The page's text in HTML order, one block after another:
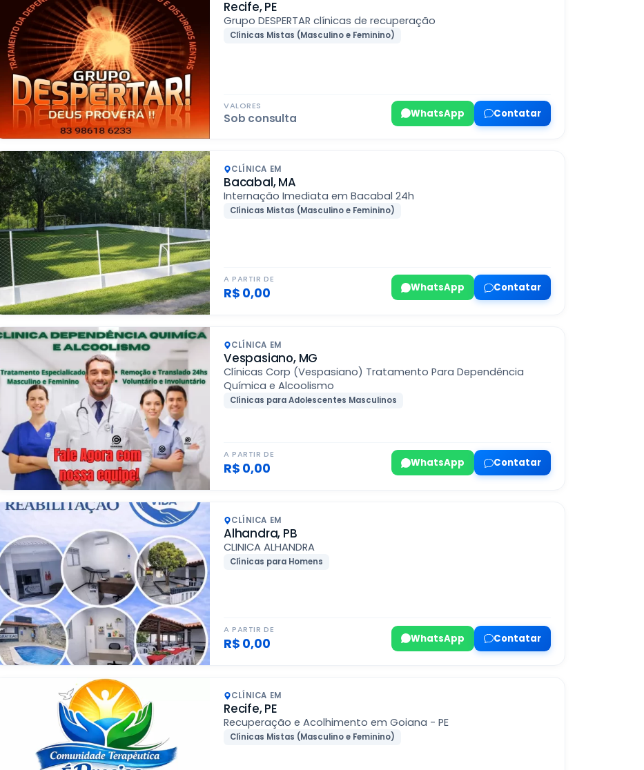
Recife, PE
Grupo DESPERTAR clínicas de recuperação
Clínicas Mistas (Masculino e Feminino)
VALORES
Sob consulta WhatsApp Contatar
CLÍNICA EM
Bacabal, MA
Internação Imediata em Bacabal 24h
Clínicas Mistas (Masculino e Feminino)
A PARTIR DE
R$ 0,00 WhatsApp Contatar
CLÍNICA EM
Vespasiano, MG
Clínicas Corp (Vespasiano) Tratamento Para Dependência
Química e Alcoolismo
Clínicas para Adolescentes Masculinos
A PARTIR DE
R$ 0,00 WhatsApp Contatar
CLÍNICA EM
Alhandra, PB
CLINICA ALHANDRA
Clínicas para Homens
A PARTIR DE
R$ 0,00 WhatsApp Contatar
CLÍNICA EM
Recife, PE
Recuperação e Acolhimento em Goiana - PE
Clínicas Mistas (Masculino e Feminino)